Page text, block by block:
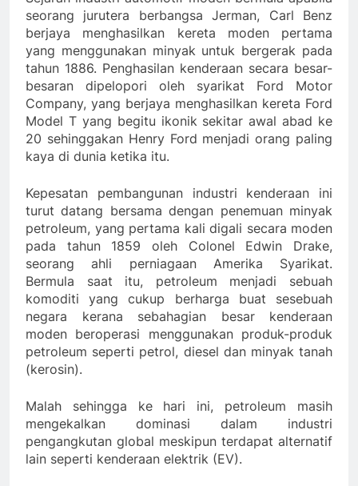
seorang jurutera berbangsa Jerman, Carl Benz
berjaya menghasilkan kereta moden pertama
yang menggunakan minyak untuk bergerak pada
tahun 1886. Penghasilan kenderaan secara besar-
besaran dipelopori oleh syarikat Ford Motor
Company, yang berjaya menghasilkan kereta Ford
Model T yang begitu ikonik sekitar awal abad ke
20 sehinggakan Henry Ford menjadi orang paling
kaya di dunia ketika itu.
Kepesatan pembangunan industri kenderaan ini
turut datang bersama dengan penemuan minyak
petroleum, yang pertama kali digali secara moden
pada tahun 1859 oleh Colonel Edwin Drake,
seorang ahli perniagaan Amerika Syarikat.
Bermula saat itu, petroleum menjadi sebuah
komoditi yang cukup berharga buat sesebuah
negara kerana sebahagian besar kenderaan
moden beroperasi menggunakan produk-produk
petroleum seperti petrol, diesel dan minyak tanah
(kerosin).
Malah sehingga ke hari ini, petroleum masih
mengekalkan dominasi dalam industri
pengangkutan global meskipun terdapat alternatif
lain seperti kenderaan elektrik (EV).